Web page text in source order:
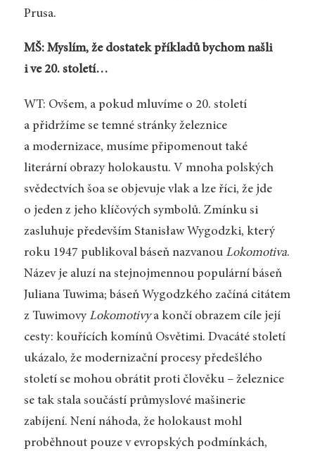
Prusa.
MŠ: Myslím, že dostatek příkladů bychom našli
i ve 20. století…
WT: Ovšem, a pokud mluvíme o 20. století
a přidržíme se temné stránky železnice
a modernizace, musíme připomenout také
literární obrazy holokaustu. V mnoha polských
svědectvích šoa se objevuje vlak a lze říci, že jde
o jeden z jeho klíčových symbolů. Zmínku si
zasluhuje především Stanisław Wygodzki, který
roku 1947 publikoval báseň nazvanou Lokomotiva.
Název je aluzí na stejnojmennou populární báseň
Juliana Tuwima; báseň Wygodzkého začíná citátem
z TuwimovyLokomotivya končí obrazem cíle její
cesty: kouřících komínů Osvětimi. Dvacáté století
ukázalo, že modernizační procesy předešlého
století se mohou obrátit proti člověku – železnice
se tak stala součástí průmyslové mašinerie
zabíjení. Není náhoda, že holokaust mohl
proběhnout pouze v evropských podmínkách,